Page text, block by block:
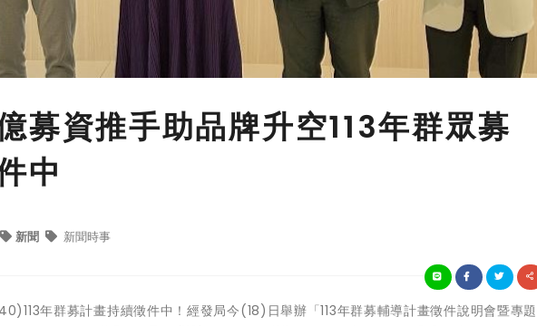
募資推手助品牌升空113年群眾募
中
新聞 新聞時事
年群募計畫持續徵件中！經發局今(18)日舉辦「113年群募輔導計畫徵件說明會暨專題